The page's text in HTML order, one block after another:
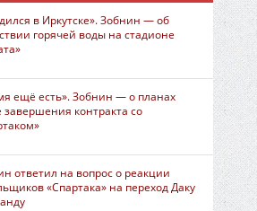
в Иркутске». Зобнин — об
горячей воды на стадионе
ещё есть». Зобнин — о планах
завершения контракта со
ответил на вопрос о реакции
«Спартака» на переход Даку